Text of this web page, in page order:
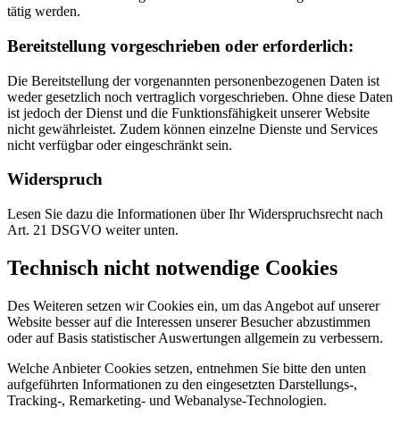
tätig werden.
Bereitstellung vorgeschrieben oder erforderlich:
Die Bereitstellung der vorgenannten personenbezogenen Daten ist
weder gesetzlich noch vertraglich vorgeschrieben. Ohne diese Daten
ist jedoch der Dienst und die Funktionsfähigkeit unserer Website
nicht gewährleistet. Zudem können einzelne Dienste und Services
nicht verfügbar oder eingeschränkt sein.
Widerspruch
Lesen Sie dazu die Informationen über Ihr Widerspruchsrecht nach
Art. 21 DSGVO weiter unten.
Technisch nicht notwendige Cookies
Des Weiteren setzen wir Cookies ein, um das Angebot auf unserer
Website besser auf die Interessen unserer Besucher abzustimmen
oder auf Basis statistischer Auswertungen allgemein zu verbessern.
Welche Anbieter Cookies setzen, entnehmen Sie bitte den unten
aufgeführten Informationen zu den eingesetzten Darstellungs-,
Tracking-, Remarketing- und Webanalyse-Technologien.